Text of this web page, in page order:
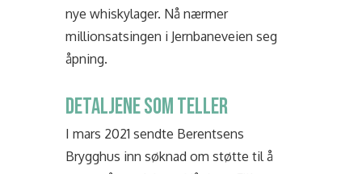
nye whiskylager. Nå nærmer
millionsatsingen i Jernbaneveien seg
åpning.
DETALJENE SOM TELLER
I mars 2021 sendte Berentsens
Brygghus inn søknad om støtte til å